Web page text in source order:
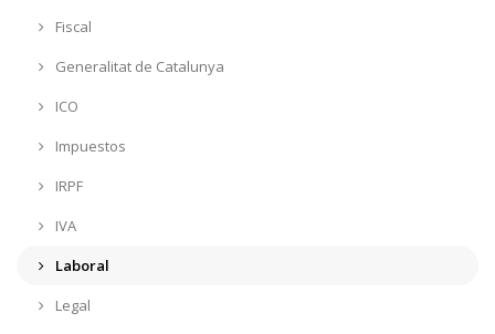
Fiscal
Generalitat de Catalunya
ICO
Impuestos
IRPF
IVA
Laboral
Legal